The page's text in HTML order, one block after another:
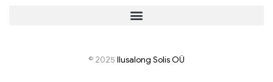
© 2025 Ilusalong Solis OÜ